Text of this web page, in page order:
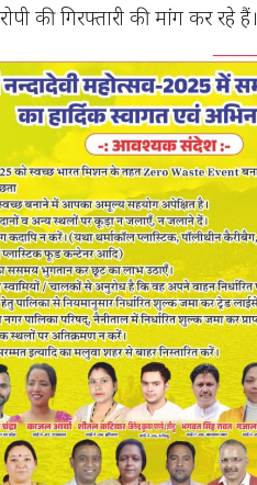
की गिरफ्तारी की मांग कर रहे हैं।